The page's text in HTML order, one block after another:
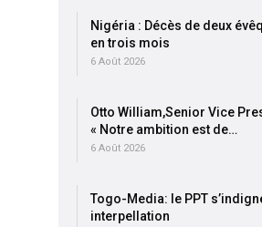
Nigéria : Décès de deux
en trois mois
6 Août 2026
Otto William,Senior Vice
« Notre ambition est de…
6 Août 2026
Togo-Media: le PPT
interpellation